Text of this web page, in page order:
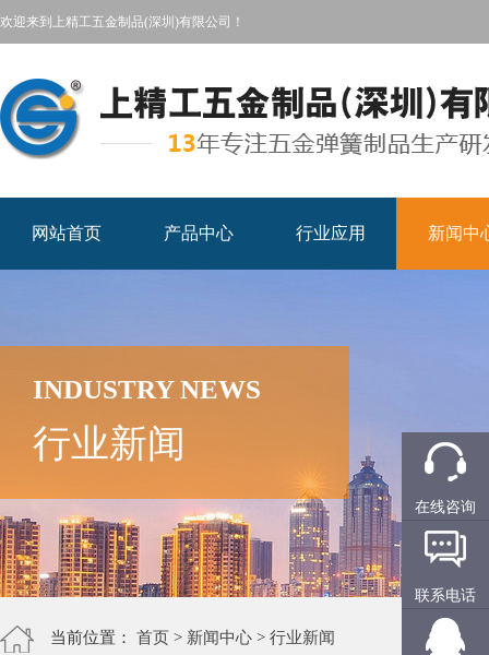
欢迎来到上精工五金制品(深圳)有限公司！
网站首页 产品中心 行业应用 新闻中
INDUSTRY NEWS
行业新闻
当前位置： 首页 > 新闻中心 > 行业新闻
在线咨询
联系电话